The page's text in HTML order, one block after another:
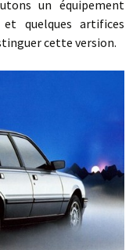
un équipement
quelques artifices
cette version.